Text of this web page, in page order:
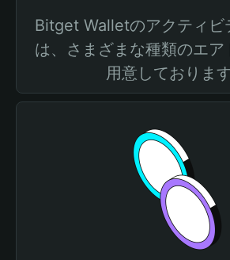
Bitget Walletのアクティビ
は、さまざまな種類のエ
用意しております